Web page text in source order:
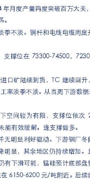
。近期消息面扰动或有加
矿石】海外扰动+国内刚
，无论是交投需求还是炉
基本面上难见强有力的支
传导情况。 【玻璃】后市
下游虽陆续开始放假，但
或相对灵活，预计下周国
的同时，基差、自身生产
但汽油端美国汽油裂解价
纤价格估值不高，华东现
，不排除进入25年1月在
价格走势偏横盘震荡，在
、自身生产利润以及下游
看，石脑油裂解在11月初
脑油裂解迎来一轮修复，